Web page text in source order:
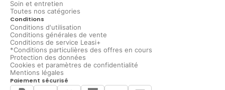
Soin et entretien
Toutes nos catégories
Conditions
Conditions d'utilisation
Conditions générales de vente
Conditions de service Leasi+
*Conditions particulières des offres en cours
Protection des données
Cookies et paramètres de confidentialité
Mentions légales
Paiement sécurisé